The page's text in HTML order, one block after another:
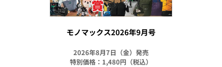
モノマックス2026年9月号
2026年8月7日（金）発売
特別価格：1,480円（税込）